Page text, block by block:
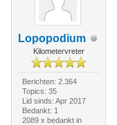
Lopopodium
Kilometervreter
Berichten: 2.364
Topics: 35
Lid sinds: Apr 2017
Bedankt: 1
2089 x bedankt in